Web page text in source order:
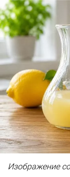
Изображение